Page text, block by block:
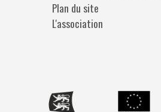
Plan du site
L'association